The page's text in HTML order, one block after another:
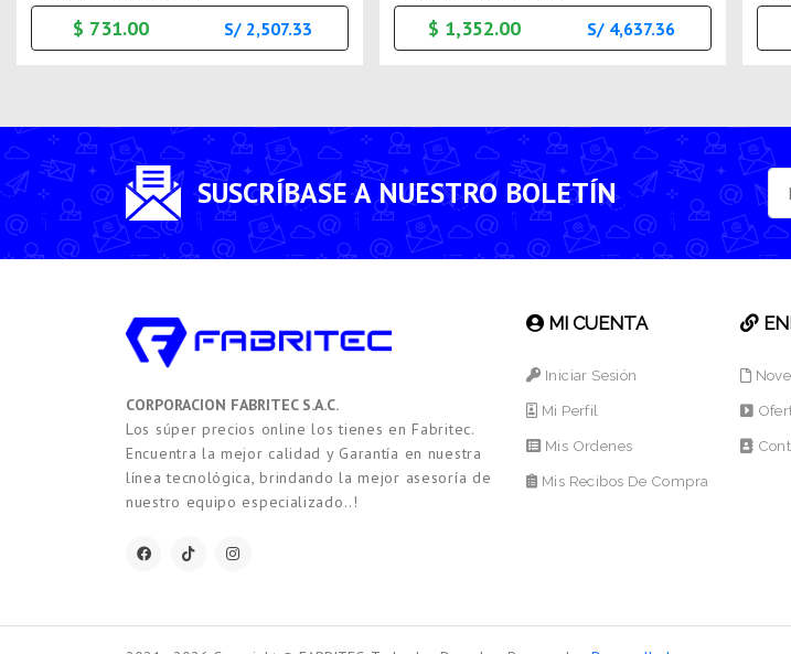
$ 731.00 S/ 2,507.33 $ 1,352.00 S/ 4,637.36
SUSCRÍBASE A NUESTRO BOLETÍN
CORPORACION FABRITEC S.A.C.
Los súper precios online los tienes en Fabritec.
Encuentra la mejor calidad y Garantía en nuestra
línea tecnológica, brindando la mejor asesoría de
nuestro equipo especializado..!
MI CUENTA
Iniciar Sesión
Mi Perfil
Mis Ordenes
Mis Recibos De Compra